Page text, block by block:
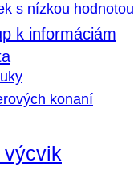
s nízkou hodnotou
k informáciám
konaní
výcvik